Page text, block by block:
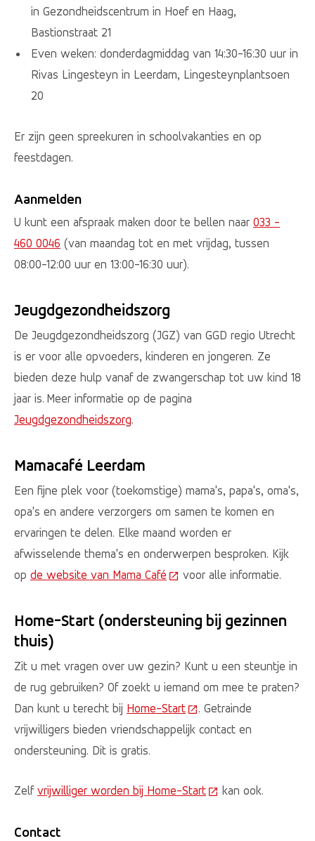
in Gezondheidscentrum in Hoef en Haag,
Bastionstraat 21
Even weken: donderdagmiddag van 14:30-16:30 uur in
Rivas Lingesteyn in Leerdam, Lingesteynplantsoen
20
Er zijn geen spreekuren in schoolvakanties en op
feestdagen.
Aanmelden
U kunt een afspraak maken door te bellen naar 033 -
460 0046 (van maandag tot en met vrijdag, tussen
08:00-12:00 uur en 13:00-16:30 uur).
Jeugdgezondheidszorg
De Jeugdgezondheidszorg (JGZ) van GGD regio Utrecht
is er voor alle opvoeders, kinderen en jongeren. Ze
bieden deze hulp vanaf de zwangerschap tot uw kind 18
jaar is. Meer informatie op de pagina
Jeugdgezondheidszorg.
Mamacafé Leerdam
Een fijne plek voor (toekomstige) mama's, papa's, oma's,
opa's en andere verzorgers om samen te komen en
ervaringen te delen. Elke maand worden er
afwisselende thema's en onderwerpen besproken. Kijk
op de website van Mama Café (Deze link gaat naar een
voor alle informatie.
Home-Start (ondersteuning bij gezinnen
thuis)
Zit u met vragen over uw gezin? Kunt u een steuntje in
de rug gebruiken? Of zoekt u iemand om mee te praten?
Dan kunt u terecht bij Home-Start (Deze link gaat naar
. Getrainde
vrijwilligers bieden vriendschappelijk contact en
ondersteuning. Dit is gratis.
Zelf vrijwilliger worden bij Home-Start (Deze link gaat
kan ook.
Contact